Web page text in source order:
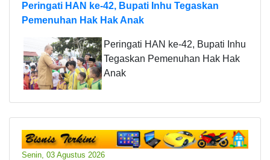
Peringati HAN ke-42, Bupati Inhu Tegaskan
Pemenuhan Hak Hak Anak
Peringati HAN ke-42, Bupati Inhu
Tegaskan Pemenuhan Hak Hak
Anak
Senin, 03 Agustus 2026